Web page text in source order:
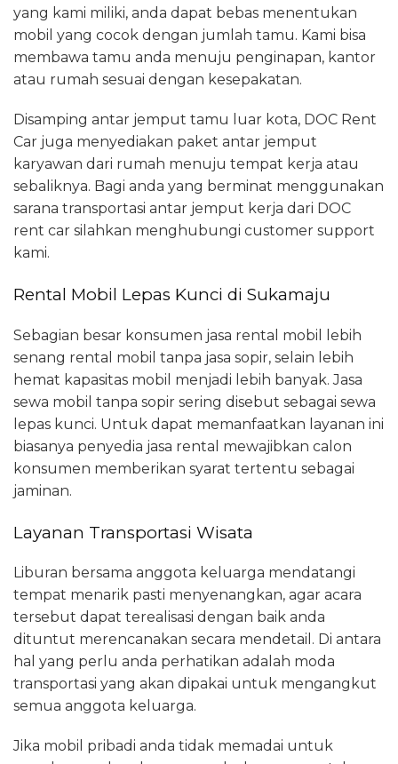
yang kami miliki, anda dapat bebas menentukan
mobil yang cocok dengan jumlah tamu. Kami bisa
membawa tamu anda menuju penginapan, kantor
atau rumah sesuai dengan kesepakatan.
Disamping antar jemput tamu luar kota, DOC Rent
Car juga menyediakan paket antar jemput
karyawan dari rumah menuju tempat kerja atau
sebaliknya. Bagi anda yang berminat menggunakan
sarana transportasi antar jemput kerja dari DOC
rent car silahkan menghubungi customer support
kami.
Rental Mobil Lepas Kunci di Sukamaju
Sebagian besar konsumen jasa rental mobil lebih
senang rental mobil tanpa jasa sopir, selain lebih
hemat kapasitas mobil menjadi lebih banyak. Jasa
sewa mobil tanpa sopir sering disebut sebagai sewa
lepas kunci. Untuk dapat memanfaatkan layanan ini
biasanya penyedia jasa rental mewajibkan calon
konsumen memberikan syarat tertentu sebagai
jaminan.
Layanan Transportasi Wisata
Liburan bersama anggota keluarga mendatangi
tempat menarik pasti menyenangkan, agar acara
tersebut dapat terealisasi dengan baik anda
dituntut merencanakan secara mendetail. Di antara
hal yang perlu anda perhatikan adalah moda
transportasi yang akan dipakai untuk mengangkut
semua anggota keluarga.
Jika mobil pribadi anda tidak memadai untuk